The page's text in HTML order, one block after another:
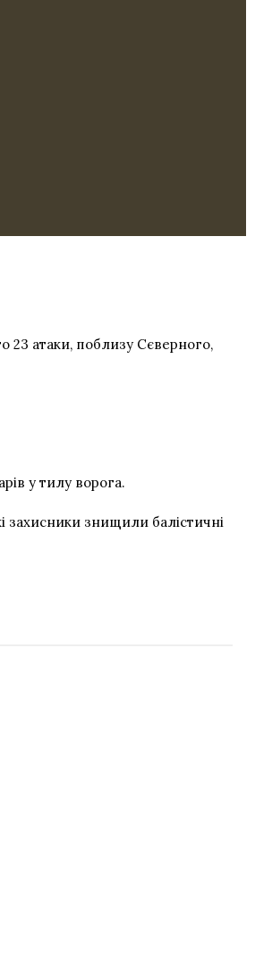
23 атаки, поблизу Сєверного,
у тилу ворога.
захисники знищили балістичні